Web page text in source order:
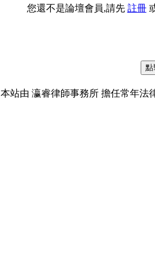
您還不是論壇會員,請先 註冊
本站由 瀛睿律師事務所 擔任常年法